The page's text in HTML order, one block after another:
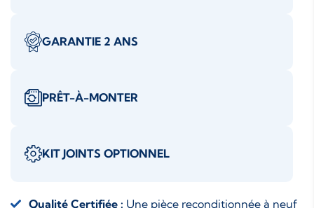
GARANTIE 2 ANS
PRÊT-À-MONTER
KIT JOINTS OPTIONNEL
Qualité Certifiée : Une pièce reconditionnée à neuf